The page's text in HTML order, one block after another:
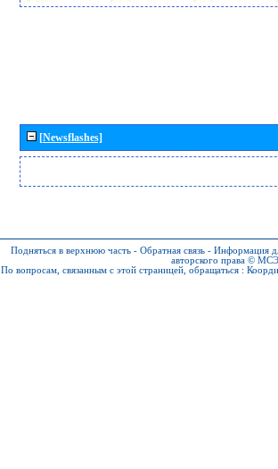
[Newsflashes]
Подняться в верхнюю часть - Обратная связь - Информация
авторского права ©
По вопросам, связанным с этой страницей, обращаться :